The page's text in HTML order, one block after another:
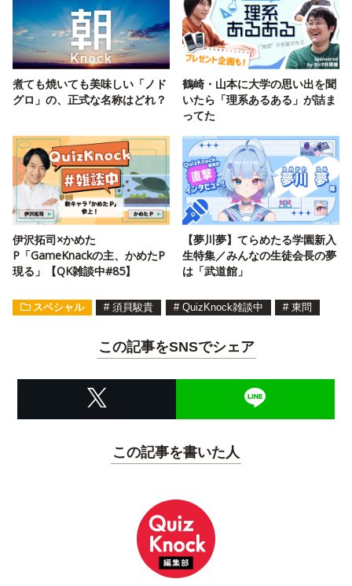
煮ても焼いても美味しい「ノド
グロ」の、正式な名称はどれ？
鶴崎・山本に大学の思い出を聞
いたら「理系あるある」が詰ま
ってた
伊沢拓司×かめた
P「GameKnackの主、かめたP
現る」【QK雑談中#85】
【夢川夢】てらめたる学園新入
生特集／みんなの生徒会長の夢
は「武道館」
スペシャル # 須貝駿貴 # QuizKnock雑談中 # 東問
この記事をSNSでシェア
この記事を書いた人